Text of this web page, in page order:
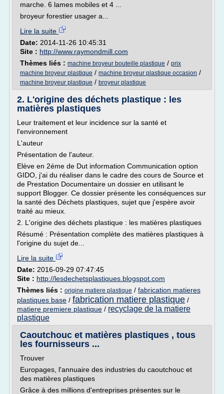
marche. 6 lames mobiles et 4 ...
broyeur forestier usager a...
Lire la suite
Date: 2014-11-26 10:45:31
Site : http://www.raymondmill.com
Thèmes liés : machine broyeur bouteille plastique / prix
machine broyeur plastique / machine broyeur plastique occasion /
machine broyeur plastique / broyeur plastique
2. L'origine des déchets plastique : les
matières plastiques
Leur traitement et leur incidence sur la santé et
l'environnement
L'auteur
Présentation de l'auteur.
Elève en 2éme de Dut information Communication option
GIDO, j'ai du réaliser dans le cadre des cours de Source et
de Prestation Documentaire un dossier en utilisant le
support Blogger. Ce dossier présente les conséquences sur
la santé des Déchets plastiques, sujet que j'espère avoir
traité au mieux.
2. L'origine des déchets plastique : les matières plastiques
Résumé : Présentation complète des matières plastiques à
l'origine du sujet de...
Lire la suite
Date: 2016-09-29 07:47:45
Site : http://lesdechetsplastiques.blogspot.com
Thèmes liés : origine matiere plastique / fabrication matieres
plastiques base / fabrication matiere plastique /
matiere premiere plastique / recyclage de la matiere
plastique
Caoutchouc et matières plastiques , tous
les fournisseurs ...
Trouver
Europages, l'annuaire des industries du caoutchouc et
des matières plastiques
Grâce à des millions d'entreprises présentes sur le